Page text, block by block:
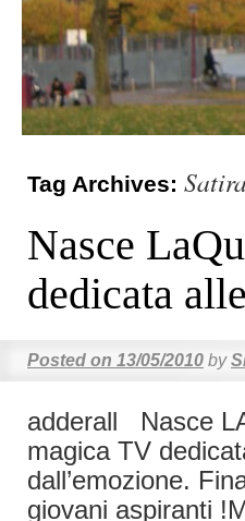
Tag Archives: Satira
Nasce
dedicata
Posted on 13/05/2010 by
adderall Nasce
magica TV
dall’emozione.
giovani aspiranti